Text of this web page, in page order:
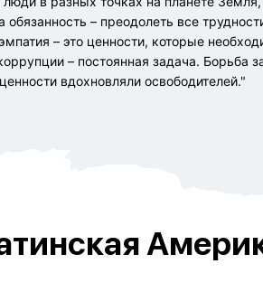
– преодолеть все
– это ценности, которые
– постоянная задача. Борьба
вдохновляли освободителей."